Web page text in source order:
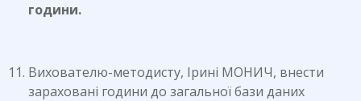
години.
Вихователю-методисту, Ірині МОНИЧ, внести
зараховані години до загальної бази даних